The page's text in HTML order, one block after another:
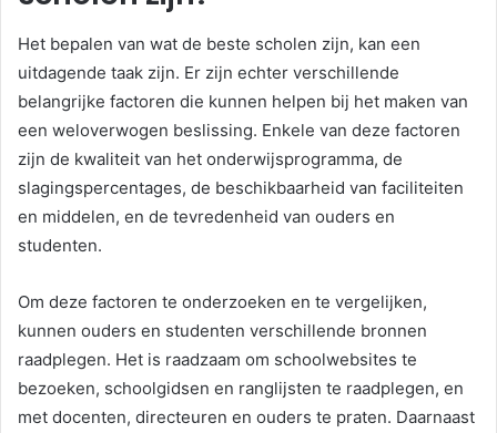
Het bepalen van wat de beste scholen zijn, kan een
uitdagende taak zijn. Er zijn echter verschillende
belangrijke factoren die kunnen helpen bij het maken van
een weloverwogen beslissing. Enkele van deze factoren
zijn de kwaliteit van het onderwijsprogramma, de
slagingspercentages, de beschikbaarheid van faciliteiten
en middelen, en de tevredenheid van ouders en
studenten.
Om deze factoren te onderzoeken en te vergelijken,
kunnen ouders en studenten verschillende bronnen
raadplegen. Het is raadzaam om schoolwebsites te
bezoeken, schoolgidsen en ranglijsten te raadplegen, en
met docenten, directeuren en ouders te praten. Daarnaast